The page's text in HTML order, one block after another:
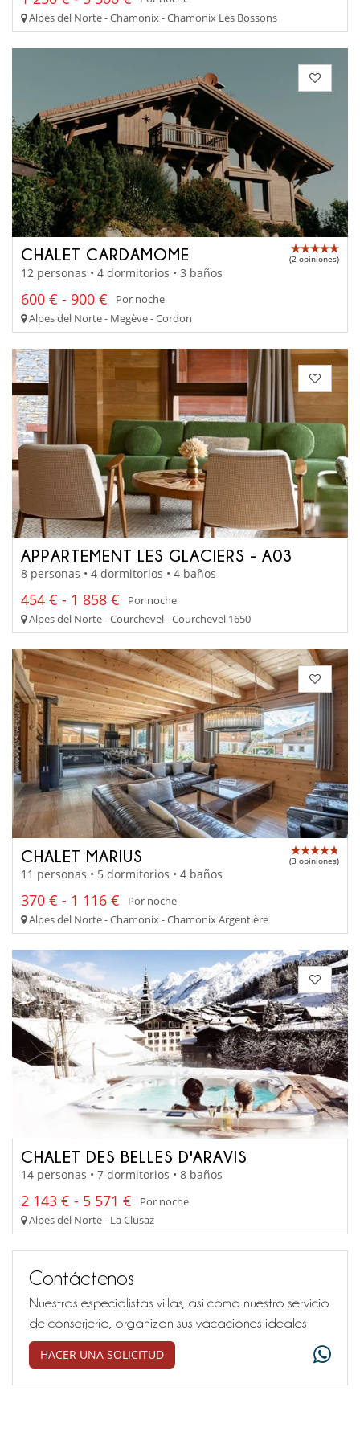
Alpes del Norte - Chamonix - Chamonix Les Bossons
CHALET CARDAMOME (2 opiniones)
12 personas • 4 dormitorios • 3 baños
600 € - 900 €
Por noche
Alpes del Norte - Megève - Cordon
APPARTEMENT LES GLACIERS - A03
8 personas • 4 dormitorios • 4 baños
454 € - 1 858 €
Por noche
Alpes del Norte - Courchevel - Courchevel 1650
CHALET MARIUS (3 opiniones)
11 personas • 5 dormitorios • 4 baños
370 € - 1 116 €
Por noche
Alpes del Norte - Chamonix - Chamonix Argentière
CHALET DES BELLES D'ARAVIS
14 personas • 7 dormitorios • 8 baños
2 143 € - 5 571 €
Por noche
Alpes del Norte - La Clusaz
Contáctenos
Nuestros especialistas villas, así como nuestro servicio
de conserjería, organizan sus vacaciones ideales
HACER UNA SOLICITUD